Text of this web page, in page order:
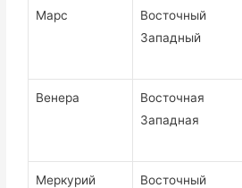
Марс
Восточный
Западный
Венера
Восточная
Западная
Меркурий
Восточный